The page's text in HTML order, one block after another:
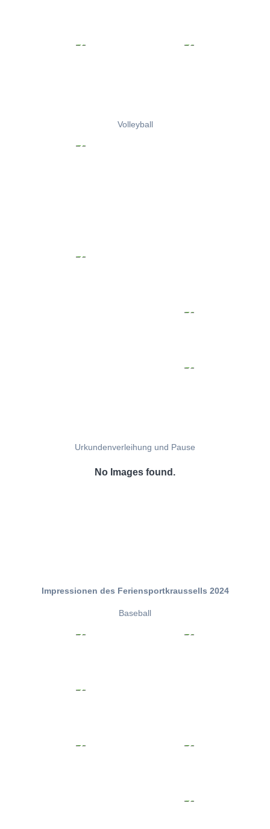
Volleyball
Urkundenverleihung und Pause
No Images found.
Impressionen des Feriensportkraussells 2024
Baseball